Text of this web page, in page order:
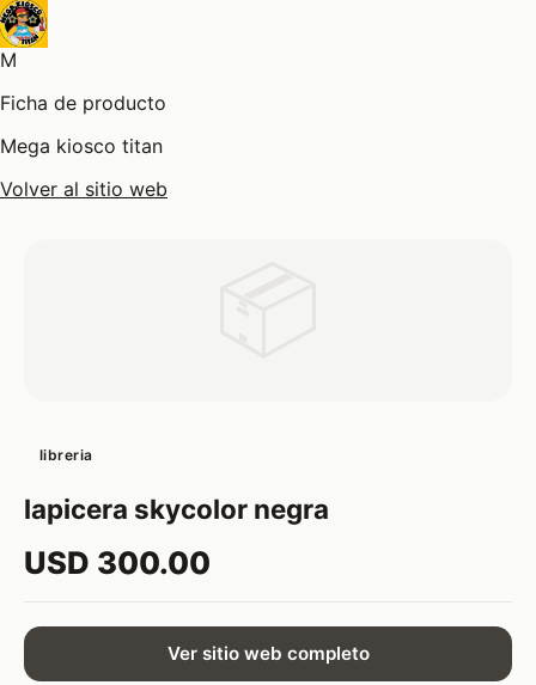
M
Ficha de producto
Mega kiosco titan
Volver al sitio web
libreria
lapicera skycolor negra
USD 300.00
Ver sitio web completo